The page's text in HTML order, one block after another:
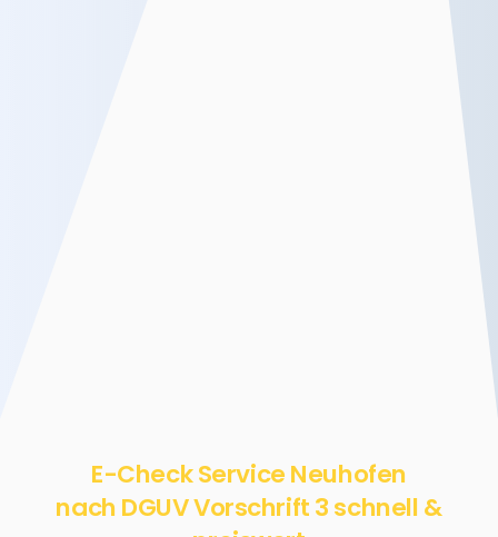
E-Check Service Neuhofen
nach DGUV Vorschrift 3 schnell &